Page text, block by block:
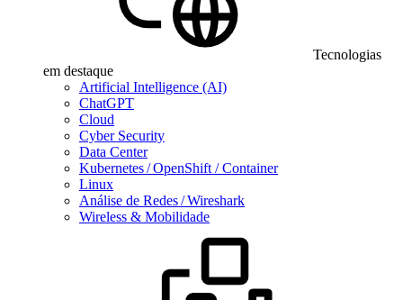
Tecnologias
em destaque
Artificial Intelligence (AI)
ChatGPT
Cloud
Cyber Security
Data Center
Kubernetes / OpenShift / Container
Linux
Análise de Redes / Wireshark
Wireless & Mobilidade